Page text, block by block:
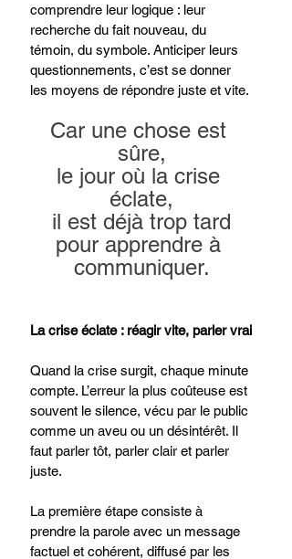
comprendre leur logique : leur
recherche du fait nouveau, du
témoin, du symbole. Anticiper leurs
questionnements, c’est se donner
les moyens de répondre juste et vite.
Car une chose est
sûre,
le jour où la crise
éclate,
il est déjà trop tard
pour apprendre à
communiquer.
La crise éclate : réagir vite, parler vrai
Quand la crise surgit, chaque minute
compte. L’erreur la plus coûteuse est
souvent le silence, vécu par le public
comme un aveu ou un désintérêt. Il
faut parler tôt, parler clair et parler
juste.
La première étape consiste à
prendre la parole avec un message
factuel et cohérent, diffusé par les